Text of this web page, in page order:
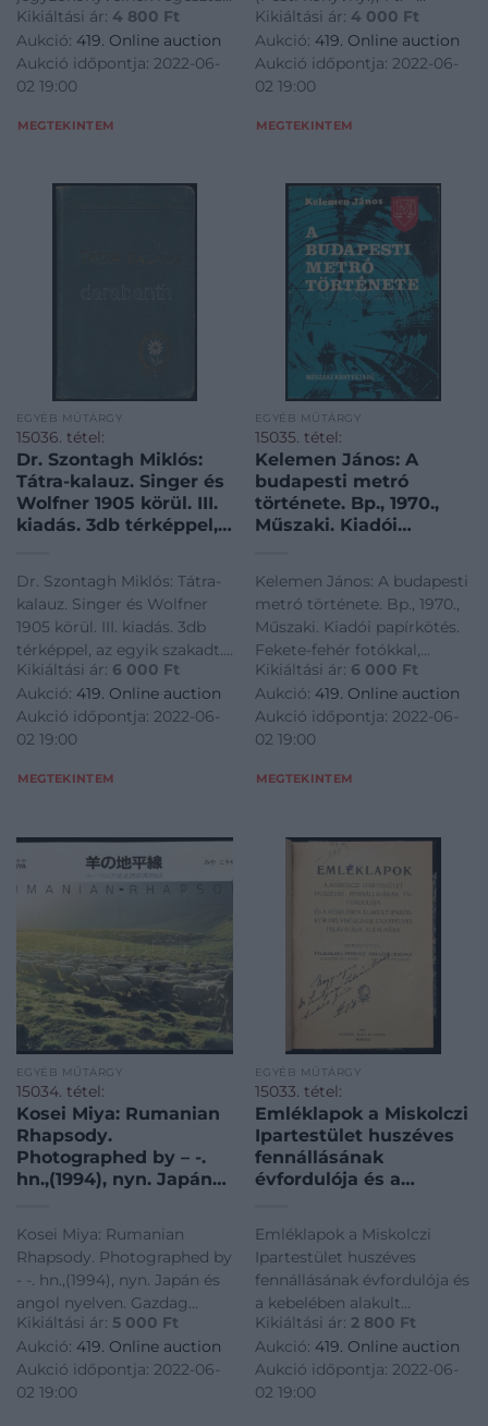
Jogú Város
I. 1600-1605 II. 1606-1611 III.
1612-1616 IV. 1617-1621 Városi
Levéltári Füzetek 4.,5.,6.,8.
2001-2005, kiadja Győr
Levéltára, kiadói
Kikiáltási ár: 4 800 Ft
Aukció: 419. Online auction
Aukció időpontja: 2022-06-
02 19:00
MEGTEKINTEM
illusztrálva. Aranyozott
gerincű
(2)+146+(3) p. + 15 t. (1
kihajtható). Első kiadás.
Szövegközi és egészoldalas,
fekete-fehér képekkel
gerincű félvászon-kötés,
Kikiáltási ár: 4 000 Ft
Aukció: 419. Online auction
Aukció időpontja: 2022-06-
02 19:00
MEGTEKINTEM
EGYÉB MŰTÁRGY
15036. tétel:
Dr. Szontagh Miklós:
Tátra-kalauz. Singer és
Wolfner 1905 körül. III.
kiadás. 3db térképpel,
vászonkötésben.
Dr. Szontagh Miklós: Tátra-
kalauz. Singer és Wolfner
1905 körül. III. kiadás. 3db
térképpel, az egyik szakadt.
Kiadói kopott
vászonkötésben.<a
href="https://www.darabanth.com/hu/gyorsarveres/419/
Utazas-
Kikiáltási ár: 6 000 Ft
Aukció: 419. Online auction
Aukció időpontja: 2022-06-
02 19:00
MEGTEKINTEM
EGYÉB MŰTÁRGY
15035. tétel:
Kelemen János: A
budapesti metró
története. Bp., 1970.,
Műszaki. Kiadói
ábrákkal, térképekkel
illusztrált. Megjelent
2700 példányban.
Kelemen János: A budapesti
metró története. Bp., 1970.,
Műszaki. Kiadói papírkötés.
Fekete-fehér fotókkal,
ábrákkal, térképekkel
illusztrált. Megjelent 2700
példányban.<a
href="https://
Kikiáltási ár: 6 000 Ft
Aukció: 419. Online auction
Aukció időpontja: 2022-06-
02 19:00
MEGTEKINTEM
EGYÉB MŰTÁRGY
15034. tétel:
Kosei Miya: Rumanian
Rhapsody.
Photographed by – -.
hn.,(1994), nyn. Japán
illusztrált. Kiadói
papírkötés, kissé foltos.
A fotós, Kosei Miya
(1937-) által dedikált
példány. / With
autograph
Kosei Miya: Rumanian
Rhapsody. Photographed by
- -. hn.,(1994), nyn. Japán és
angol nyelven. Gazdag
képanyaggal illusztrált.
Kiadói papírkötés, kissé
foltos. A fotós, Kosei Miya
(1937-) által dedikált
Kikiáltási ár: 5 000 Ft
Aukció: 419. Online auction
Aukció időpontja: 2022-06-
02 19:00
EGYÉB MŰTÁRGY
15033. tétel:
Emléklapok a Miskolczi
Ipartestület huszéves
fennállásának
évfordulója és a
helyiségeinek
ünnepélyes felavatása
alkalmára. Szerk.:
Pfliegler J. Ferenc,
Holczer Ferenc. Az
egyik szerkesztő,
Pfliegler
Emléklapok a Miskolczi
Ipartestület huszéves
fennállásának évfordulója és
a kebelében alakult
iparoskör helyiségeinek
ünnepélyes felavatása
alkalmára. Szerk.: Pfliegler J.
Ferenc, Holczer Ferenc. Az
Kikiáltási ár: 2 800 Ft
Aukció: 419. Online auction
Aukció időpontja: 2022-06-
02 19:00